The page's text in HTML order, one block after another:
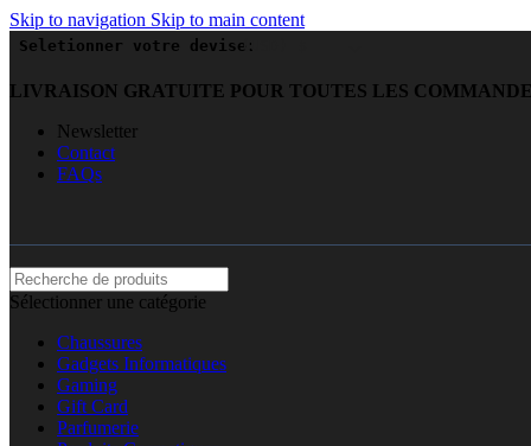
Skip to navigation Skip to main content
Seletionner votre devise:(USD)
LIVRAISON GRATUITE POUR TOUTES LES
Newsletter
Contact
FAQs
Sélectionner une catégorie
Chaussures
Gadgets Informatiques
Gaming
Gift Card
Parfumerie